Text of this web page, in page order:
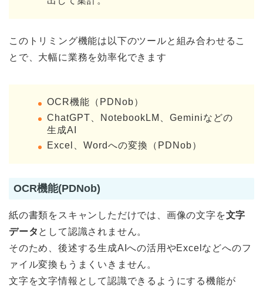
このトリミング機能は以下のツールと組み合わせるこ
とで、大幅に業務を効率化できます
OCR機能（PDNob）
ChatGPT、NotebookLM、Geminiなどの
生成AI
Excel、Wordへの変換（PDNob）
OCR機能(PDNob)
紙の書類をスキャンしただけでは、画像の文字を文字
データ として認識されません。
そのため、後述する生成AIへの活用やExcelなどへのフ
ァイル変換もうまくいきません。
文字を文字情報として認識できるようにする機能が